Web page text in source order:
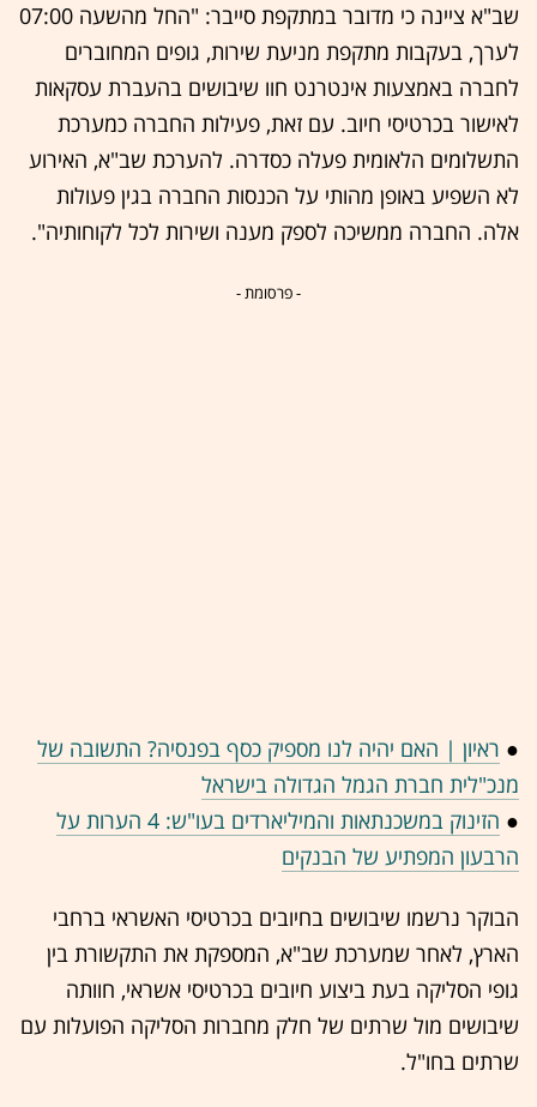
שב"א ציינה כי מדובר במתקפת סייבר: "החל מהשעה 07:00
לערך, בעקבות מתקפת מניעת שירות, גופים המחוברים
לחברה באמצעות אינטרנט חוו שיבושים בהעברת עסקאות
לאישור בכרטיסי חיוב. עם זאת, פעילות החברה כמערכת
התשלומים הלאומית פעלה כסדרה. להערכת שב"א, האירוע
לא השפיע באופן מהותי על הכנסות החברה בגין פעולות
אלה. החברה ממשיכה לספק מענה ושירות לכל לקוחותיה".
- פרסומת -
● ראיון | האם יהיה לנו מספיק כסף בפנסיה? התשובה של
מנכ"לית חברת הגמל הגדולה בישראל
●
הזינוק במשכנתאות והמיליארדים בעו"ש: 4 הערות על
הרבעון המפתיע של הבנקים
הבוקר נרשמו שיבושים בחיובים בכרטיסי האשראי ברחבי
הארץ, לאחר שמערכת שב"א, המספקת את התקשורת בין
גופי הסליקה בעת ביצוע חיובים בכרטיסי אשראי, חוותה
שיבושים מול שרתים של חלק מחברות הסליקה הפועלות עם
שרתים בחו"ל.